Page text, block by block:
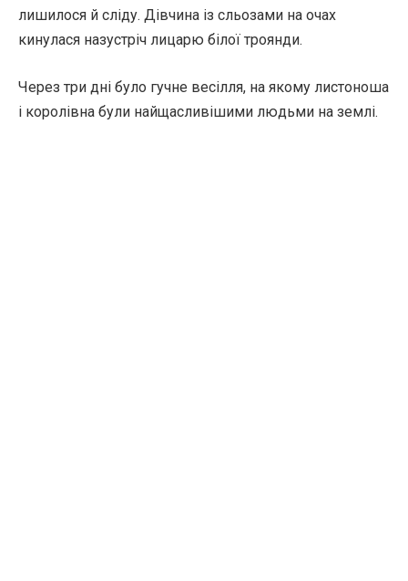
лишилося й сліду. Дівчина із сльозами на очах
кинулася назустріч лицарю білої троянди.
Через три дні було гучне весілля, на якому листоноша
і королівна були найщасливішими людьми на землі.